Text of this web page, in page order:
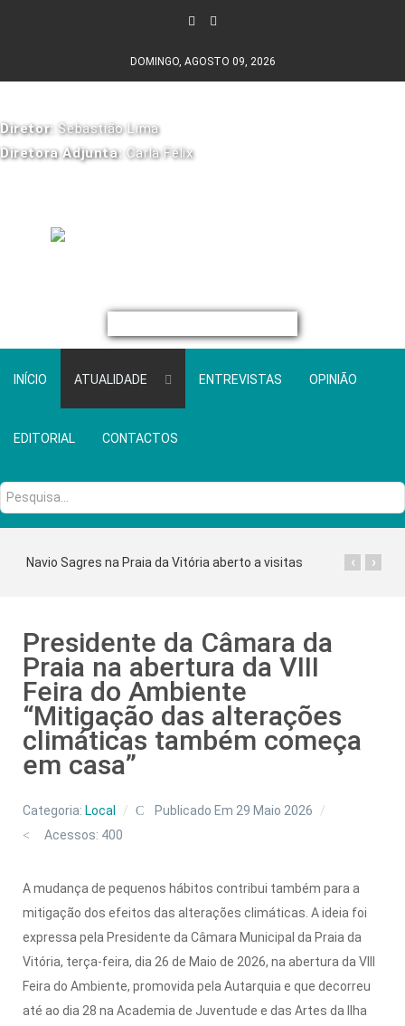
DOMINGO, AGOSTO 09, 2026
Diretor: Sebastião Lima
Diretora Adjunta: Carla Félix
INÍCIO ATUALIDADE ENTREVISTAS OPINIÃO
EDITORIAL CONTACTOS
Pesquisa...
Navio Sagres na Praia da Vitória aberto a visitas ›
‹
Presidente da Câmara da
Praia na abertura da VIII
Feira do Ambiente
“Mitigação das alterações
climáticas também começa
em casa”
Categoria: Local
Publicado Em 29 Maio 2026
Acessos: 400
A mudança de pequenos hábitos contribui também para a
mitigação dos efeitos das alterações climáticas. A ideia foi
expressa pela Presidente da Câmara Municipal da Praia da
Vitória, terça-feira, dia 26 de Maio de 2026, na abertura da VIII
Feira do Ambiente, promovida pela Autarquia e que decorreu
até ao dia 28 na Academia de Juventude e das Artes da Ilha